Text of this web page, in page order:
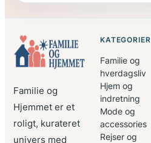
Familie og
Hjemmet er et
roligt, kurateret
univers med
KATEGORIER
Familie og
hverdagsliv
Hjem og
indretning
Mode og
accessories
Rejser og